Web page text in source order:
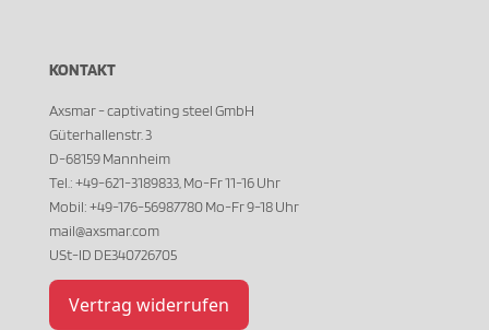
KONTAKT
Axsmar - captivating steel GmbH
Güterhallenstr. 3
D-68159 Mannheim
Tel.: +49-621-3189833, Mo-Fr 11-16 Uhr
Mobil: +49-176-56987780 Mo-Fr 9-18 Uhr
mail@axsmar.com
USt-ID DE340726705
Vertrag widerrufen